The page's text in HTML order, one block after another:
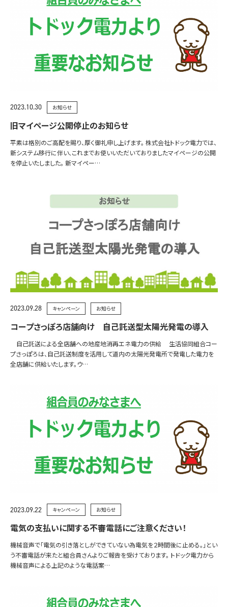
2023.10.30 お知らせ
旧マイページ公開停止のお知らせ
平素は格別のご高配を賜り、厚く御礼申し上げます。 株式会社トドック電力では、
新システム移行に伴い、これまでお使いいただいておりましたマイページの公開
を停止いたしました。 新マイペー…
2023.09.28 キャンペーン お知らせ
コープさっぽろ店舗向け 自己託送型太陽光発電の導入
自己託送による全店舗への地産地消再エネ電力の供給 生活協同組合コー
プさっぽろは、自己託送制度を活用して道内の太陽光発電所で発電した電力を
全店舗に供給いたします。ウ…
2023.09.22 キャンペーン お知らせ
電気の支払いに関する不審電話にご注意ください！
機械音声で「電気の引き落としができていない為電気を２時間後に止める。」とい
う不審電話が来たと組合員さんよりご報告を受けております。 トドック電力から
機械音声による上記のような電話案…